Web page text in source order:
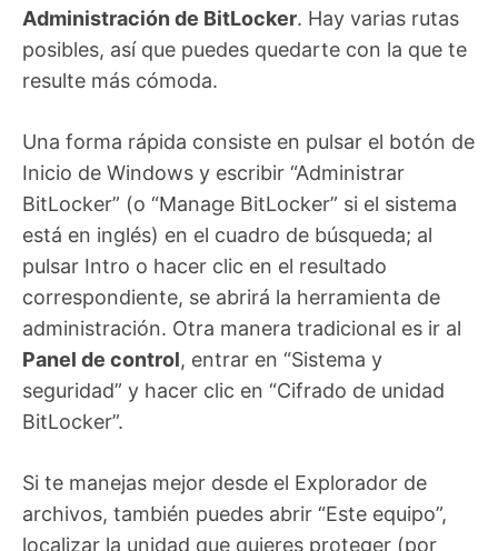
Administración de BitLocker. Hay varias rutas
posibles, así que puedes quedarte con la que te
resulte más cómoda.
Una forma rápida consiste en pulsar el botón de
Inicio de Windows y escribir “Administrar
BitLocker” (o “Manage BitLocker” si el sistema
está en inglés) en el cuadro de búsqueda; al
pulsar Intro o hacer clic en el resultado
correspondiente, se abrirá la herramienta de
administración. Otra manera tradicional es ir al
Panel de control, entrar en “Sistema y
seguridad” y hacer clic en “Cifrado de unidad
BitLocker”.
Si te manejas mejor desde el Explorador de
archivos, también puedes abrir “Este equipo”,
localizar la unidad que quieres proteger (por